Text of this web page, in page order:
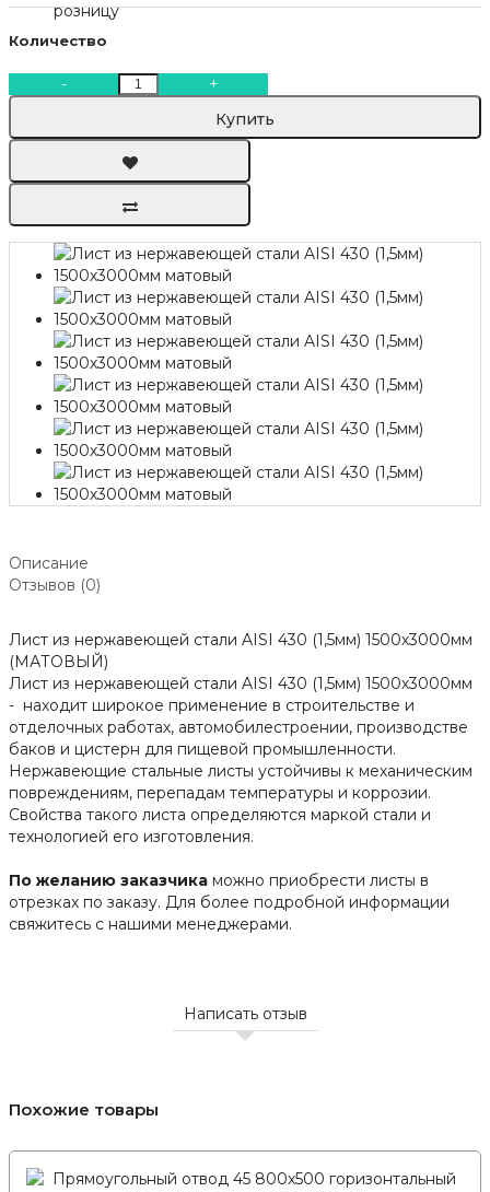
Количество
-
+
Купить
Описание
Отзывов (0)
Лист из нержавеющей стали AISI 430 (1,5мм) 1500х3000мм
(МАТОВЫЙ)
Лист из нержавеющей стали AISI 430 (1,5мм) 1500х3000мм
- находит широкое применение в строительстве и
отделочных работах, автомобилестроении, производстве
баков и цистерн для пищевой промышленности.
Нержавеющие стальные листы устойчивы к механическим
повреждениям, перепадам температуры и коррозии.
Свойства такого листа определяются маркой стали и
технологией его изготовления.
По желанию заказчика можно приобрести листы в
отрезках по заказу. Для более подробной информации
свяжитесь с нашими менеджерами.
Написать отзыв
Похожие товары